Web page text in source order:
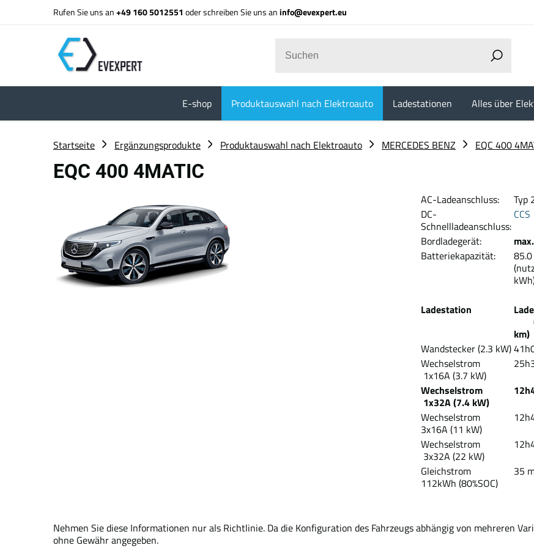
Rufen Sie uns an+49 160 5012551 oder schreiben Sie uns aninfo@evexpert.eu
E-shop Produktauswahl nach Elektroauto Ladestationen Alles über
Startseite Ergänzungsprodukte Produktauswahl nach Elektroauto MERCEDES BENZ EQC 400
EQC 400 4MATIC
AC-Ladeanschluss:
Typ
DC-
Schnellladeanschluss:
CCS
Bordladegerät:
Batteriekapazität:
Ladestation
km)
Wandstecker (2.3 kW)
Wechselstrom
1x16A (3.7 kW)
Wechselstrom
1x32A (7.4 kW)
Wechselstrom
3x16A (11 kW)
Wechselstrom
3x32A (22 kW)
Gleichstrom
112kWh (80%SOC)
35
Nehmen Sie diese Informationen nur als Richtlinie. Da die Konfiguration des Fahrzeugs abhängig von mehreren
ohne Gewähr angegeben.